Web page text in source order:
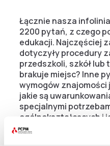
Łącznie nasza
2200 pytań, z czego
edukacji. Najczęściej
dotyczyły procedury
przedszkoli, szkół lub
brakuje miejsc? Inne
wymogów znajomości
jakie są
specjalnymi
ogólnokształcących i
dokumenty, by złożyć